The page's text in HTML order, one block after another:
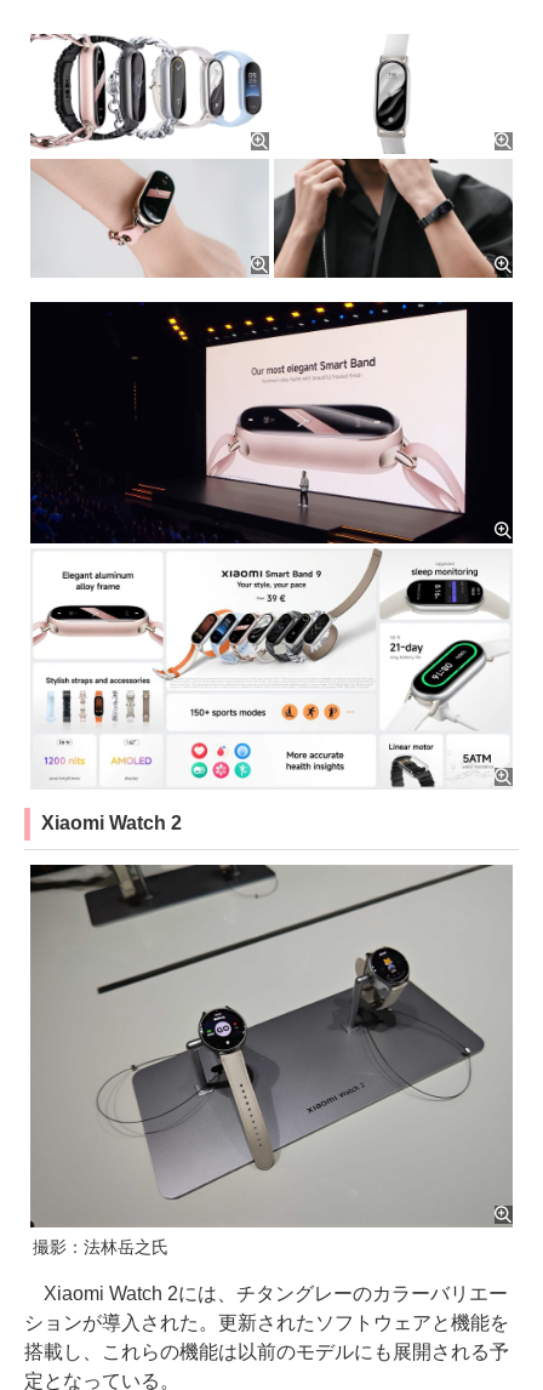
Xiaomi Watch 2
撮影：法林岳之氏
Xiaomi Watch 2には、チタングレーのカラーバリエー
ションが導入された。更新されたソフトウェアと機能を
搭載し、これらの機能は以前のモデルにも展開される予
定となっている。